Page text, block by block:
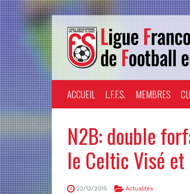
ACCUEIL L.F.F.S. MEMBRES
N2B: double
le Celtic Visé et
22/12/2015 Actualités